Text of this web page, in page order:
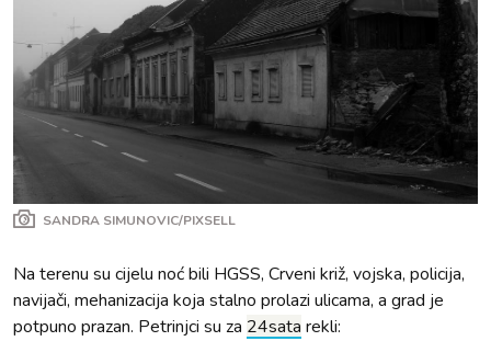
SANDRA SIMUNOVIC/PIXSELL
Na terenu su cijelu noć bili HGSS, Crveni križ, vojska, policija,
navijači, mehanizacija koja stalno prolazi ulicama, a grad je
potpuno prazan. Petrinjci su za 24sata rekli: